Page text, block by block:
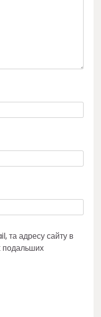
та адресу сайту в
подальших